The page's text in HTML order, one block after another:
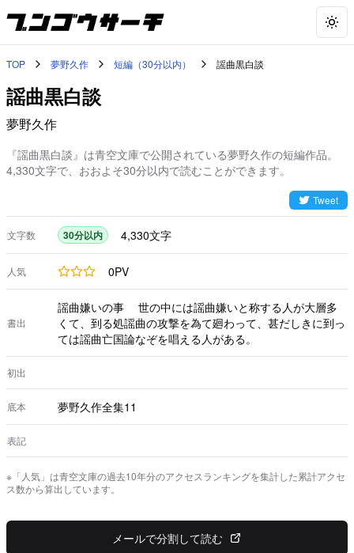
TOP 夢野久作 短編（30分以内） 謡曲黒白談
謡曲黒白談
夢野久作
『謡曲黒白談』は青空文庫で公開されている夢野久作の短編作品。
4,330文字で、おおよそ30分以内で読むことができます。
Tweet
文字数 30分以内 4,330文字
人気 0PV
書出
謡曲嫌いの事 世の中には謡曲嫌いと称する人が大層多
くて、到る処謡曲の攻撃を為て廻わって、甚だしきに到っ
ては謡曲亡国論なぞを唱える人がある。
初出
底本 夢野久作全集11
表記
※「人気」は青空文庫の過去10年分のアクセスランキングを集計した累計アクセ
ス数から算出しています。
メールで分割して読む